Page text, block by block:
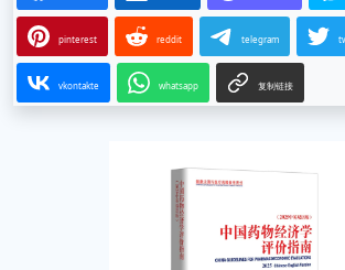
pinterest reddit telegram
vkontakte whatsapp 复制链接